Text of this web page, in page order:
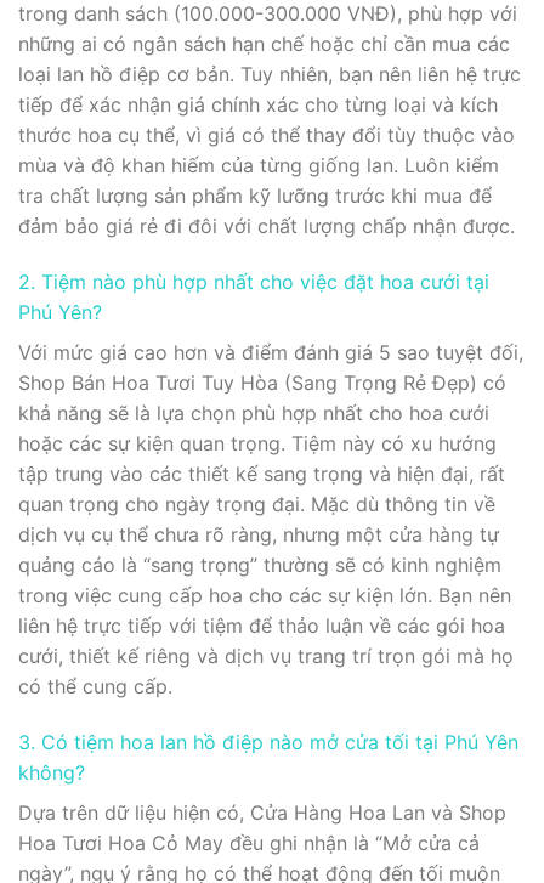
trong danh sách (100.000-300.000 VNĐ), phù hợp với
những ai có ngân sách hạn chế hoặc chỉ cần mua các
loại lan hồ điệp cơ bản. Tuy nhiên, bạn nên liên hệ trực
tiếp để xác nhận giá chính xác cho từng loại và kích
thước hoa cụ thể, vì giá có thể thay đổi tùy thuộc vào
mùa và độ khan hiếm của từng giống lan. Luôn kiểm
tra chất lượng sản phẩm kỹ lưỡng trước khi mua để
đảm bảo giá rẻ đi đôi với chất lượng chấp nhận được.
2. Tiệm nào phù hợp nhất cho việc đặt hoa cưới tại
Phú Yên?
Với mức giá cao hơn và điểm đánh giá 5 sao tuyệt đối,
Shop Bán Hoa Tươi Tuy Hòa (Sang Trọng Rẻ Đẹp) có
khả năng sẽ là lựa chọn phù hợp nhất cho hoa cưới
hoặc các sự kiện quan trọng. Tiệm này có xu hướng
tập trung vào các thiết kế sang trọng và hiện đại, rất
quan trọng cho ngày trọng đại. Mặc dù thông tin về
dịch vụ cụ thể chưa rõ ràng, nhưng một cửa hàng tự
quảng cáo là “sang trọng” thường sẽ có kinh nghiệm
trong việc cung cấp hoa cho các sự kiện lớn. Bạn nên
liên hệ trực tiếp với tiệm để thảo luận về các gói hoa
cưới, thiết kế riêng và dịch vụ trang trí trọn gói mà họ
có thể cung cấp.
3. Có tiệm hoa lan hồ điệp nào mở cửa tối tại Phú Yên
không?
Dựa trên dữ liệu hiện có, Cửa Hàng Hoa Lan và Shop
Hoa Tươi Hoa Cỏ May đều ghi nhận là “Mở cửa cả
ngày”, ngụ ý rằng họ có thể hoạt động đến tối muộn